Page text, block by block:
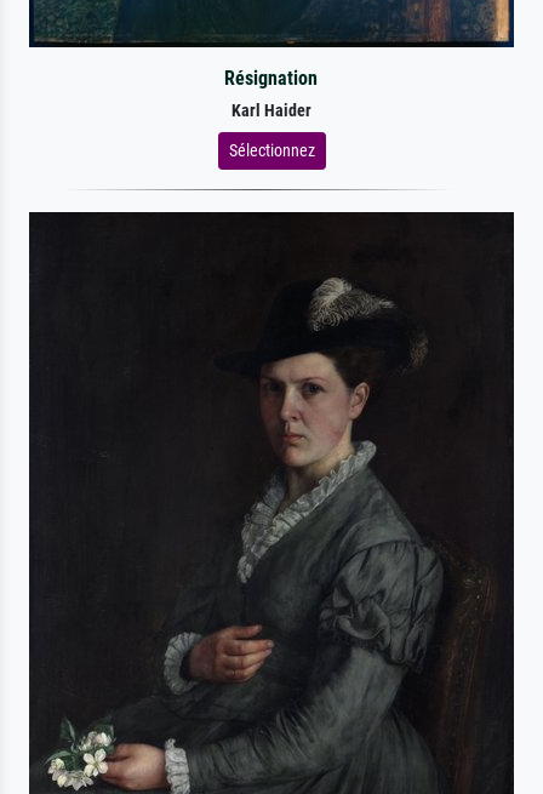
Résignation
Karl Haider
Sélectionnez